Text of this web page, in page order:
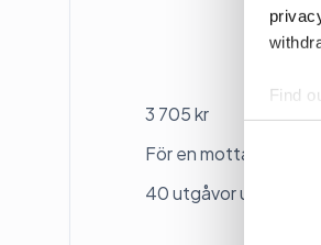
Find
other
Selection
3 705 kr
För en mottagare
40 utgåvor under ett